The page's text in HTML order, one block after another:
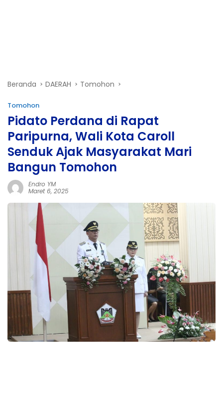
Beranda DAERAH Tomohon
Tomohon
Pidato Perdana di Rapat
Paripurna, Wali Kota Caroll
Senduk Ajak Masyarakat Mari
Bangun Tomohon
Endro YM
Maret 6, 2025